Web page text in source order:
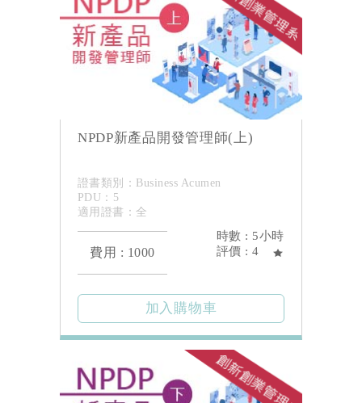
NPDP新產品開發管理師(上)
證書類別：Business Acumen
PDU：5
適用證書：全
費用 : 1000
時數 : 5小時
評價 : 4